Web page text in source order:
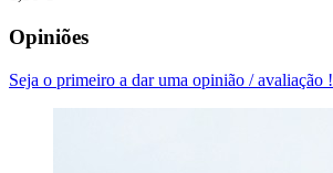
Opiniões
Seja o primeiro a dar uma opinião / avaliação !